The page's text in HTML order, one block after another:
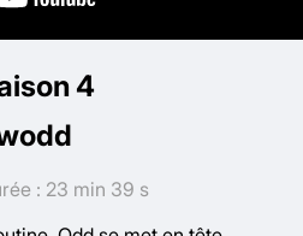
4
: 23 min 39 s